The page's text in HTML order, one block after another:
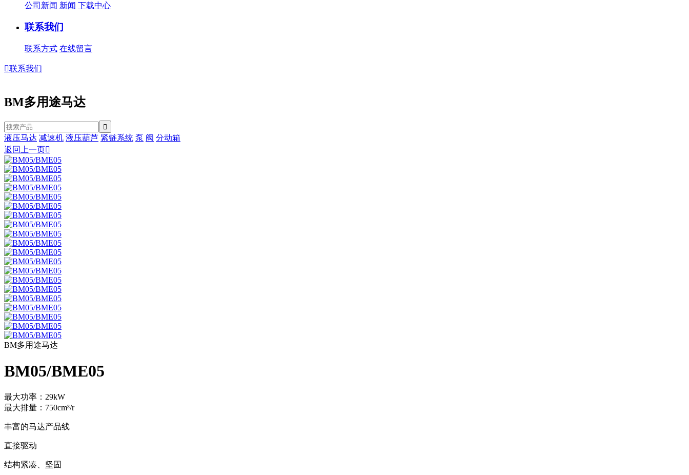
公司新闻 新闻 下载中心
联系我们
联系方式 在线留言
联系我们
BM多用途马达
液压马达 减速机 液压葫芦 紧链系统 泵 阀 分动箱
返回上一页
BM多用途马达
BM05/BME05
最大功率：29kW
最大排量：750cm³/r
丰富的马达产品线
直接驱动
结构紧凑、坚固